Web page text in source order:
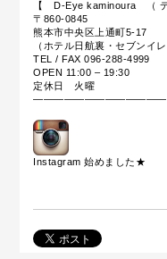
【 D-Eye kaminoura （ デ
〒860-0845
熊本市中央区上通町5-17
（ホテル日航裏・セブンイレ
TEL / FAX 096-288-4999
OPEN 11:00 – 19:30
定休日 火曜
Instagram 始めました ★